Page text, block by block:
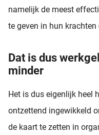
namelijk de meest
te geven in hun krachten
Dat is dus
minder
Het is dus eigenlijk heel
ontzettend ingewikkeld
de kaart te zetten in